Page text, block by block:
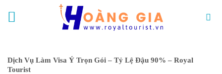
Dịch Vụ Làm Visa Ý Trọn Gói – Tỷ Lệ Đậu 90% – Royal
Tourist